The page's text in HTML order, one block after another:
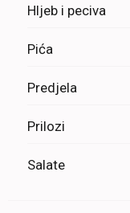
Hljeb i peciva
Pića
Predjela
Prilozi
Salate